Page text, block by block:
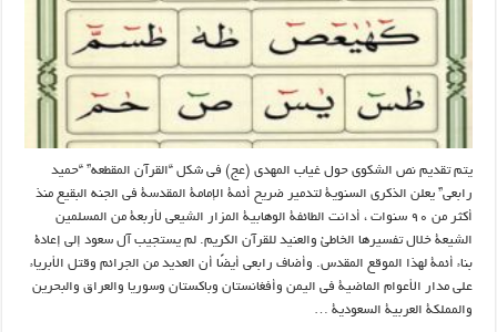
يتم تقديم نص الشكوى حول غياب المهدی (عج) في شكل “القرآن المقطعه” “حميد
رابعی” يعلن الذكرى السنوية لتدمير ضريح أئمة الإمامة المقدسة فی الجنه البقیع منذ
أكثر من ٩٠ سنوات ، أدانت الطائفة الوهابية المزار الشيعي لأربعة من المسلمين
الشيعة خلال تفسيرها الخاطئ والعنيد للقرآن الكريم. لم يستجيب آل سعود إلى إعادة
بناء أئمة لهذا الموقع المقدس. وأضاف رابعی أيضًا أن العديد من الجرائم وقتل الأبرياء
على مدار الأعوام الماضية في اليمن وأفغانستان وباكستان وسوريا والعراق والبحرين
والمملكة العربية السعودية …